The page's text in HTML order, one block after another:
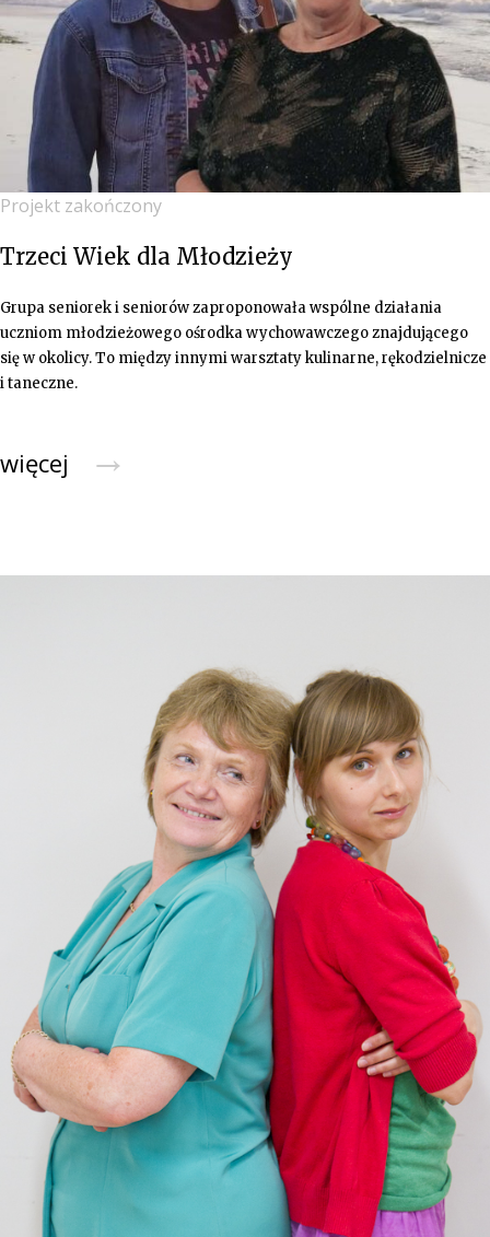
Projekt zakończony
Trzeci Wiek dla Młodzieży
Grupa seniorek i seniorów zaproponowała wspólne działania
uczniom młodzieżowego ośrodka wychowawczego znajdującego
się w okolicy. To między innymi warsztaty kulinarne, rękodzielnicze
i taneczne.
więcej →